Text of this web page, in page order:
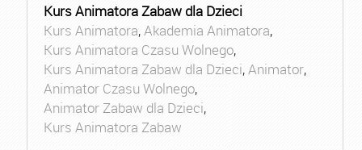
Kurs Animatora Zabaw dla Dzieci
Kurs Animatora,Akademia Animatora,
Kurs Animatora Czasu Wolnego,
Kurs Animatora Zabaw dla Dzieci,Animator,
Animator Czasu Wolnego,
Animator Zabaw dla Dzieci,
Kurs Animatora Zabaw